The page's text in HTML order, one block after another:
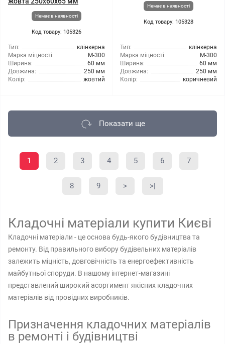
Немає в наявності
Код товару: 105326
Тип:
клінкерна
Марка міцності:
М-300
Ширина:
60 мм
Довжина:
250 мм
Колір:
жовтий
Немає в наявності
Код товару: 105328
Тип:
клінкерна
Марка міцності:
М-300
Ширина:
60 мм
Довжина:
250 мм
Колір:
коричневий
Показати ще
1 2 3 4 5 6 7
8 9 > >|
Кладочні матеріали купити Києві
Кладочні матеріали - це основа будь-якого будівництва та
ремонту. Від правильного вибору будівельних матеріалів
залежить міцність, довговічність та енергоефективність
майбутньої споруди. В нашому інтернет-магазині
представлений широкий асортимент якісних кладочних
матеріалів від провідних виробників.
Призначення кладочних матеріалів
в ремонті і будівництві